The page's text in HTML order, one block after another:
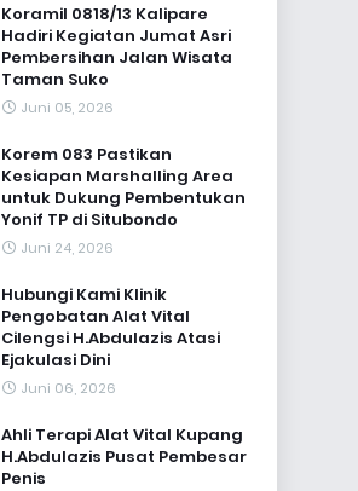
Koramil 0818/13 Kalipare
Hadiri Kegiatan Jumat Asri
Pembersihan Jalan Wisata
Taman Suko
Juni 05, 2026
Korem 083 Pastikan
Kesiapan Marshalling Area
untuk Dukung Pembentukan
Yonif TP di Situbondo
Juni 24, 2026
Hubungi Kami Klinik
Pengobatan Alat Vital
Cilengsi H.Abdulazis Atasi
Ejakulasi Dini
Juni 06, 2026
Ahli Terapi Alat Vital Kupang
H.Abdulazis Pusat Pembesar
Penis